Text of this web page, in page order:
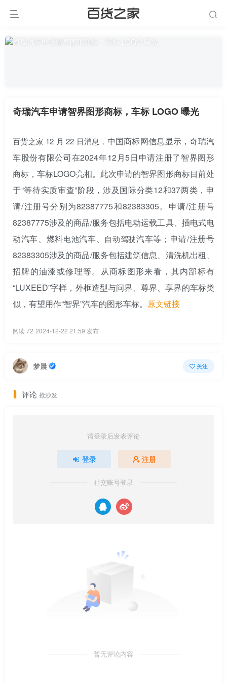
奇瑞汽车申请智界图形商标，车标 LOGO 曝光
百货之家 12 月 22 日消息， 中国商标网信息显示，奇瑞汽
车股份有限公司在2024年12月5日申请注册了智界图形
商标，车标LOGO亮相。此次申请的智界图形商标目前处
于“等待实质审查”阶段，涉及国际分类12和37两类，申
请/注册号分别为82387775和82383305。申请/注册号
82387775涉及的商品/服务包括电动运载工具、插电式电
动汽车、燃料电池汽车、 自动驾驶汽车等；申请/注册号
82383305涉及的商品/服务包括建筑信息、清洗机出租、
招牌的油漆或修理等。从商标图形来看，其内部标有
“LUXEED”字样，外框造型与问界、尊界、享界的车标类
似，有望用作“智界”汽车的图形车标。 原文链接
阅读 72 2024-12-22 21:59 发布
梦晨 关注
评论 抢沙发
请登录后发表评论
登录 注册
社交账号登录
暂无评论内容